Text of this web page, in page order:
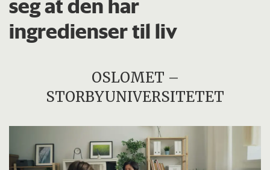
seg at den har
ingredienser til liv
OSLOMET –
STORBYUNIVERSITETET